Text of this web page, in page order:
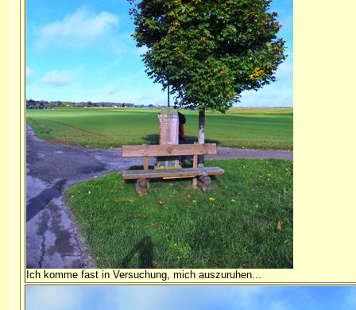
Ich komme fast in Versuchung, mich auszuruhen...